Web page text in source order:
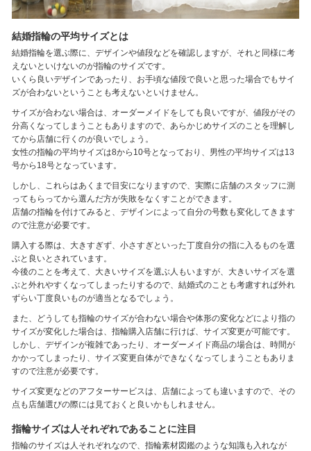
結婚指輪の平均サイズとは
結婚指輪を選ぶ際に、デザインや値段などを確認しますが、それと同様に考
えないといけないのが指輪のサイズです。
いくら良いデザインであったり、お手頃な値段で良いと思った場合でもサイ
ズが合わないということも考えないといけません。
サイズが合わない場合は、オーダーメイドをしても良いですが、値段がその
分高くなってしまうこともありますので、あらかじめサイズのことを理解し
てから店舗に行くのが良いでしょう。
女性の指輪の平均サイズは8から10号となっており、男性の平均サイズは13
号から18号となっています。
しかし、これらはあくまで目安になりますので、実際に店舗のスタッフに測
ってもらってから選んだ方が失敗をなくすことができます。
店舗の指輪を付けてみると、デザインによって自分の号数も変化してきます
ので注意が必要です。
購入する際は、大きすぎず、小さすぎといった丁度自分の指に入るものを選
ぶと良いとされています。
今後のことを考えて、大きいサイズを選ぶ人もいますが、大きいサイズを選
ぶと外れやすくなってしまったりするので、結婚式のことも考慮すれば外れ
ずらい丁度良いものが適当となるでしょう。
また、どうしても指輪のサイズが合わない場合や体形の変化などにより指の
サイズが変化した場合は、指輪購入店舗に行けば、サイズ変更が可能です。
しかし、デザインが複雑であったり、オーダーメイド商品の場合は、時間が
かかってしまったり、サイズ変更自体ができなくなってしまうこともありま
すので注意が必要です。
サイズ変更などのアフターサービスは、店舗によっても違いますので、その
点も店舗選びの際には見ておくと良いかもしれません。
指輪サイズは人それぞれであることに注目
指輪のサイズは人それぞれなので、指輪素材図鑑のような知識も入れなが